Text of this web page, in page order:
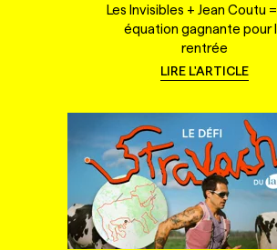
Les Invisibles + Jean Coutu
équation gagnante pour
rentrée
LIRE L'ARTICLE